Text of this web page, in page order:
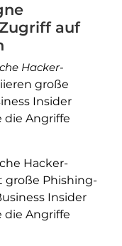
auf
Hacker-
große
Insider
die Angriffe
Hacker-
große Phishing-
Insider
die Angriffe